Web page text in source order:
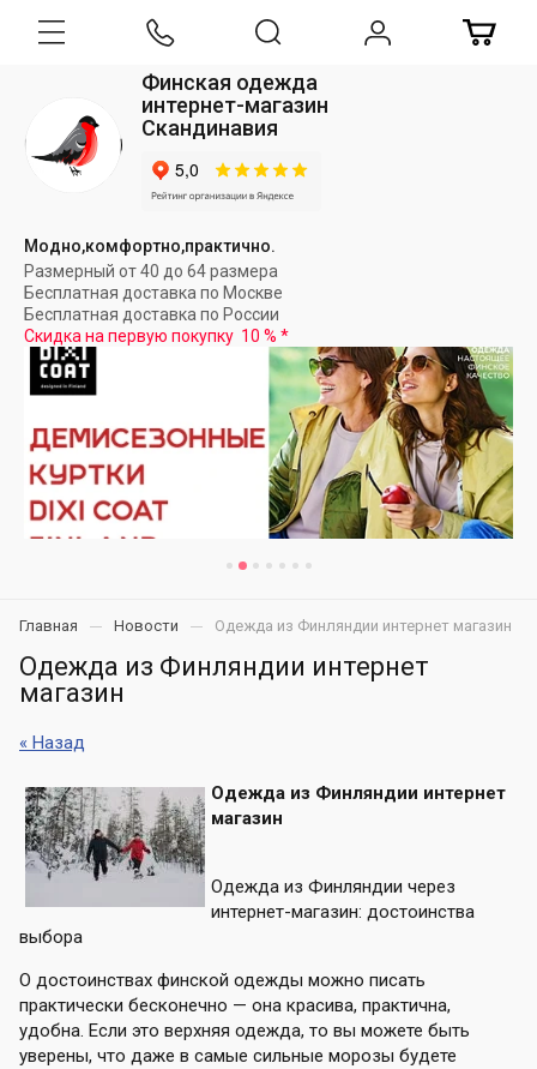
Финская одежда
интернет-магазин
Скандинавия
Модно,комфортно,практично.
Размерный от 40 до 64 размера
Бесплатная доставка по Москве
Бесплатная доставка по России
Скидка на первую покупку 10 % *
Главная Новости Одежда из Финляндии интернет магазин
Одежда из Финляндии интернет
магазин
« Назад
Одежда из Финляндии интернет
магазин
Одежда из Финляндии через
интернет-магазин: достоинства
выбора
О достоинствах финской одежды можно писать
практически бесконечно — она красива, практична,
удобна. Если это верхняя одежда, то вы можете быть
уверены, что даже в самые сильные морозы будете